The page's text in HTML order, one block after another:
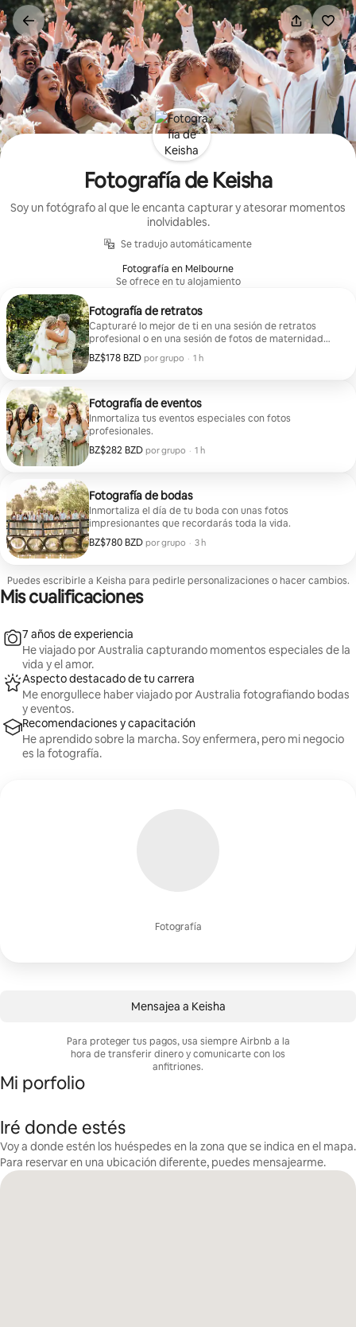
Omite
el
contenido
Fotografía de Keisha
Soy un fotógrafo al que le encanta capturar y atesorar momentos
inolvidables.
Se tradujo automáticamente
Fotografía en Melbourne
Se ofrece en tu alojamiento
Fotografía de retratos
Capturaré lo mejor de ti en una sesión de retratos
profesional o en una sesión de fotos de maternidad
para que recuerdes esta hermosa etapa.
BZ$178 BZD por grupo
BZ$178 BZD por grupo
, · 1 h
Fotografía de eventos
Inmortaliza tus eventos especiales con fotos
profesionales.
BZ$282 BZD por grupo
BZ$282 BZD por grupo
, · 1 h
Fotografía de bodas
Inmortaliza el día de tu boda con unas fotos
impresionantes que recordarás toda la vida.
BZ$780 BZD por grupo
BZ$780 BZD por grupo
, · 3 h
Puedes escribirle a Keisha para pedirle personalizaciones o hacer cambios.
Mis cualificaciones
Fotografía
7 años de experiencia
He viajado por Australia capturando momentos especiales de la
vida y el amor.
Aspecto destacado de tu carrera
Me enorgullece haber viajado por Australia fotografiando bodas
y eventos.
Recomendaciones y capacitación
He aprendido sobre la marcha. Soy enfermera, pero mi negocio
es la fotografía.
Mensajea a Keisha
Para proteger tus pagos, usa siempre Airbnb a la
hora de transferir dinero y comunicarte con los
anfitriones.
Mi porfolio
Iré donde estés
Voy a donde estén los huéspedes en la zona que se indica en el mapa.
Para reservar en una ubicación diferente, puedes mensajearme.